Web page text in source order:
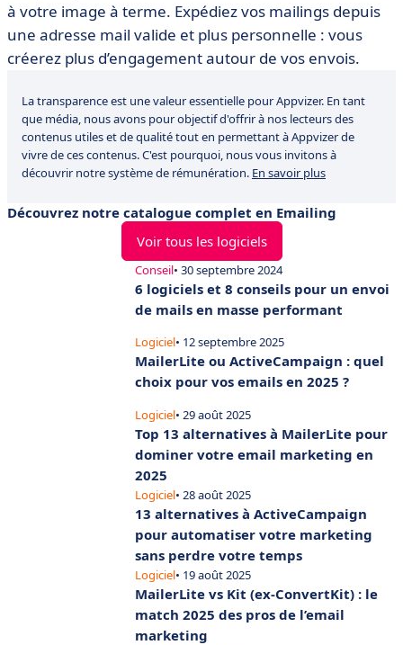
à votre image à terme. Expédiez vos mailings depuis
une adresse mail valide et plus personnelle : vous
créerez plus d’engagement autour de vos envois.
La transparence est une valeur essentielle pour Appvizer. En tant
que média, nous avons pour objectif d'offrir à nos lecteurs des
contenus utiles et de qualité tout en permettant à Appvizer de
vivre de ces contenus. C'est pourquoi, nous vous invitons à
découvrir notre système de rémunération. En savoir plus
Découvrez notre catalogue complet en Emailing
Voir tous les logiciels
Conseil• 30 septembre 2024
6 logiciels et 8 conseils pour un envoi
de mails en masse performant
Logiciel• 12 septembre 2025
MailerLite ou ActiveCampaign : quel
choix pour vos emails en 2025 ?
Logiciel• 29 août 2025
Top 13 alternatives à MailerLite pour
dominer votre email marketing en
2025
Logiciel• 28 août 2025
13 alternatives à ActiveCampaign
pour automatiser votre marketing
sans perdre votre temps
Logiciel• 19 août 2025
MailerLite vs Kit (ex-ConvertKit) : le
match 2025 des pros de l’email
marketing